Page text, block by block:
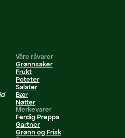
Våre råvarer
Grønnsaker
Frukt
Poteter
Salater
Bær
Nøtter
Merkevarer
Ferdig Preppa
Gartner
Grønn og Frisk